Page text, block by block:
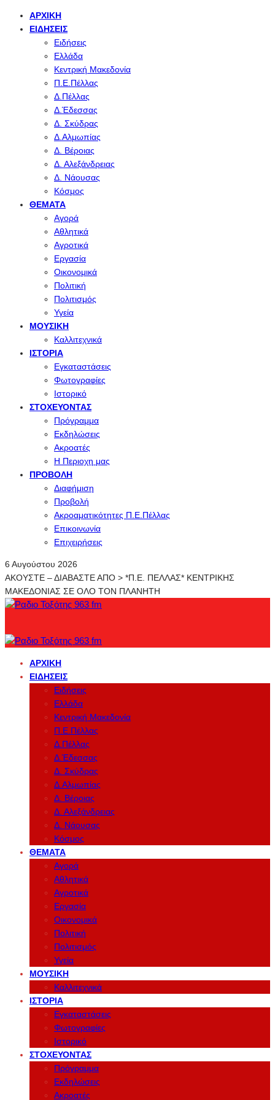
ΑΡΧΙΚΉ
ΕΙΔΉΣΕΙΣ
Ειδήσεις
Ελλάδα
Κεντρική Μακεδονία
Π.Ε.Πέλλας
Δ.Πέλλας
Δ.Έδεσσας
Δ. Σκύδρας
Δ.Αλμωπίας
Δ. Βέροιας
Δ. Αλεξάνδρειας
Δ. Νάουσας
Κόσμος
ΘΈΜΑΤΑ
Αγορά
Αθλητικά
Αγροτικά
Εργασία
Οικονομικά
Πολιτική
Πολιτισμός
Υγεία
ΜΟΥΣΙΚΉ
Καλλιτεχνικά
ΙΣΤΟΡΊΑ
Εγκαταστάσεις
Φωτογραφίες
Ιστορικό
ΣΤΟΧΕΎΟΝΤΑΣ
Πρόγραμμα
Εκδηλώσεις
Ακροατές
Η Περιοχη μας
ΠΡΟΒΟΛΉ
Διαφήμιση
Προβολή
Ακροαματικότητες Π.Ε.Πέλλας
Επικοινωνία
Επιχειρήσεις
6 Αυγούστου 2026
ΑΚΟΥΣΤΕ – ΔΙΑΒΑΣΤΕ ΑΠΟ > *Π.Ε. ΠΕΛΛΑΣ* ΚΕΝΤΡΙΚΗΣ
ΜΑΚΕΔΟΝΙΑΣ ΣΕ ΟΛΟ ΤΟΝ ΠΛΑΝΗΤΗ
ΑΡΧΙΚΉ
ΕΙΔΉΣΕΙΣ
Ειδήσεις
Ελλάδα
Κεντρική Μακεδονία
Π.Ε.Πέλλας
Δ.Πέλλας
Δ.Έδεσσας
Δ. Σκύδρας
Δ.Αλμωπίας
Δ. Βέροιας
Δ. Αλεξάνδρειας
Δ. Νάουσας
Κόσμος
ΘΈΜΑΤΑ
Αγορά
Αθλητικά
Αγροτικά
Εργασία
Οικονομικά
Πολιτική
Πολιτισμός
Υγεία
ΜΟΥΣΙΚΉ
Καλλιτεχνικά
ΙΣΤΟΡΊΑ
Εγκαταστάσεις
Φωτογραφίες
Ιστορικό
ΣΤΟΧΕΎΟΝΤΑΣ
Πρόγραμμα
Εκδηλώσεις
Ακροατές